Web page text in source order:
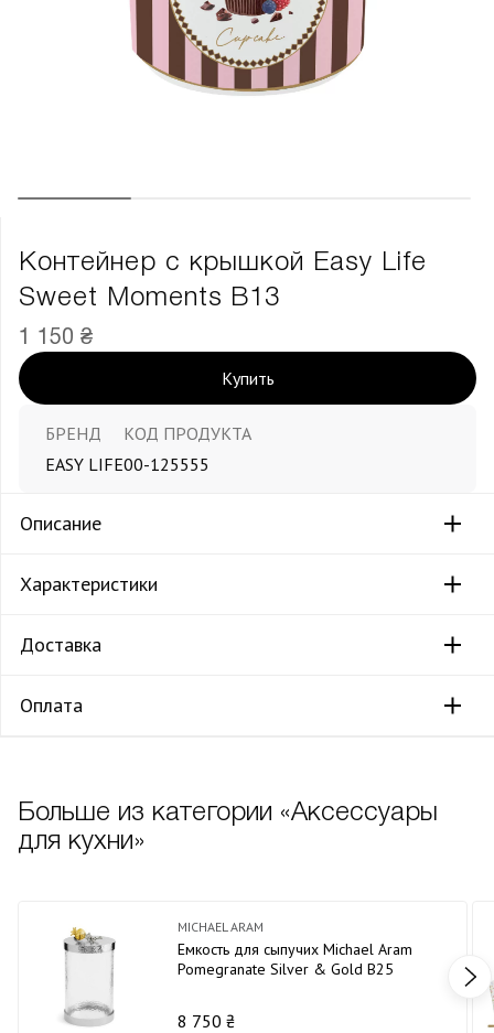
Контейнер с крышкой Easy Life
Sweet Moments В13
1 150 ₴
Купить
БРЕНД
EASY LIFE
КОД ПРОДУКТА
00-125555
Описание
Характеристики
Доставка
Оплата
Больше из категории «Аксессуары
для кухни»
MICHAEL ARAM
Емкость для сыпучих Michael Aram
Pomegranate Silver & Gold В25
8 750 ₴